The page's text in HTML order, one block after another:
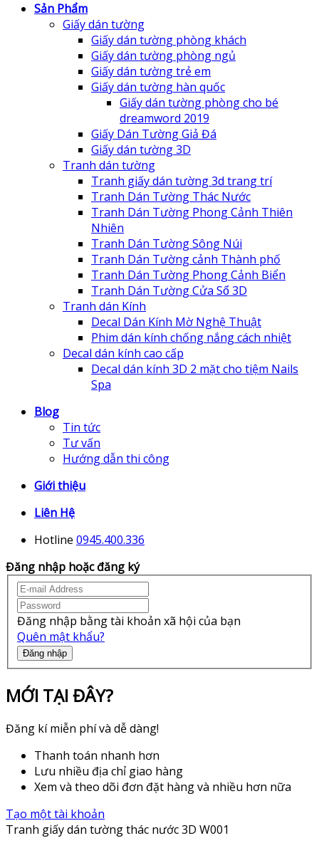
Sản Phẩm
Giấy dán tường
Giấy dán tường phòng khách
Giấy dán tường phòng ngủ
Giấy dán tường trẻ em
Giấy dán tường hàn quốc
Giấy dán tường phòng cho bé
dreamword 2019
Giấy Dán Tường Giả Đá
Giấy dán tường 3D
Tranh dán tường
Tranh giấy dán tường 3d trang trí
Tranh Dán Tường Thác Nước
Tranh Dán Tường Phong Cảnh Thiên
Nhiên
Tranh Dán Tường Sông Núi
Tranh Dán Tường cảnh Thành phố
Tranh Dán Tường Phong Cảnh Biển
Tranh Dán Tường Cửa Sổ 3D
Tranh dán Kính
Decal Dán Kính Mờ Nghệ Thuật
Phim dán kính chống nắng cách nhiệt
Decal dán kính cao cấp
Decal dán kính 3D 2 mặt cho tiệm Nails
Spa
Blog
Tin tức
Tư vấn
Hướng dẫn thi công
Giới thiệu
Liên Hệ
Hotline 0945.400.336
Đăng nhập hoặc đăng ký
Đăng nhập bằng tài khoản xã hội của bạn
Quên mật khẩu?
Đăng nhập
MỚI TẠI ĐÂY?
Đăng kí miễn phí và dễ dàng!
Thanh toán nhanh hơn
Lưu nhiều địa chỉ giao hàng
Xem và theo dõi đơn đặt hàng và nhiều hơn nữa
Tạo một tài khoản
Tranh giấy dán tường thác nước 3D W001